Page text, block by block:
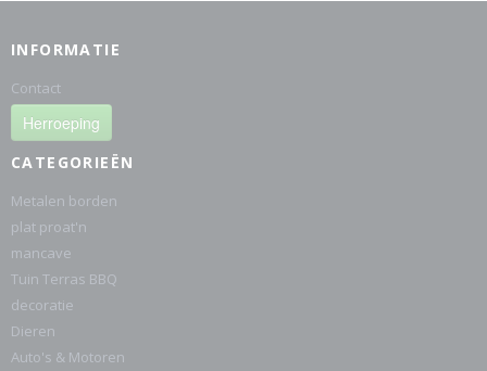
INFORMATIE
Contact
Herroeping
CATEGORIEËN
Metalen borden
plat proat'n
mancave
Tuin Terras BBQ
decoratie
Dieren
Auto's & Motoren